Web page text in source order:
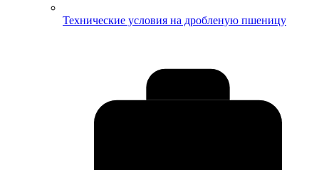
Технические условия на дробленую пшеницу